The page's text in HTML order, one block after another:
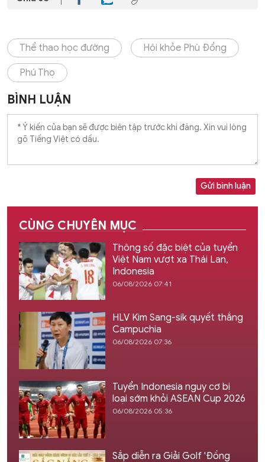
Thể thao học đường Hội khỏe Phù Đổng
Phú Thọ
BÌNH LUẬN
Gửi bình luận
CÙNG CHUYÊN MỤC
Thông số đặc biệt của tuyển
Việt Nam vượt xa Thái Lan,
Indonesia
06/08/2026 07:41
HLV Kim Sang-sik quyết thắng
Campuchia
06/08/2026 07:36
Tuyển Indonesia nguy cơ bị
loại sớm khỏi ASEAN Cup 2026
06/08/2026 05:36
Sắp diễn ra Giải Golf 'Đồng